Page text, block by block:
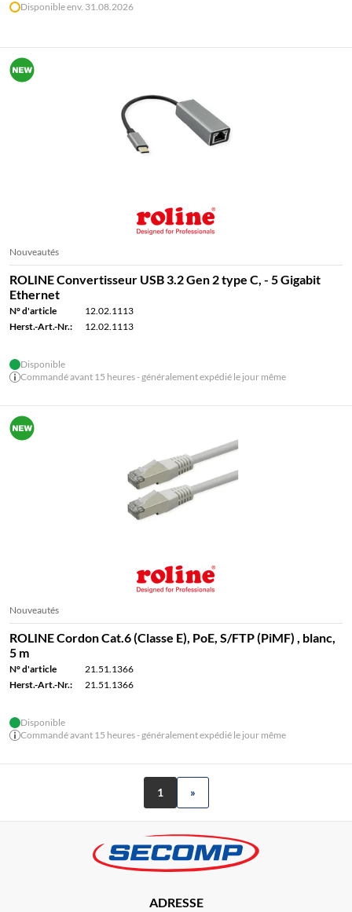
Disponible env. 31.08.2026
Nouveautés
ROLINE Convertisseur USB 3.2 Gen 2 type C, - 5 Gigabit
Ethernet
N° d'article
12.02.1113
Herst.-Art.-Nr.:
12.02.1113
Disponible
Commandé avant 15 heures - généralement expédié le jour même
Nouveautés
ROLINE Cordon Cat.6 (Classe E), PoE, S/FTP (PiMF) , blanc,
5 m
N° d'article
21.51.1366
Herst.-Art.-Nr.:
21.51.1366
Disponible
Commandé avant 15 heures - généralement expédié le jour même
1 »
ADRESSE